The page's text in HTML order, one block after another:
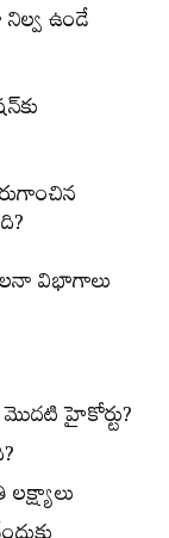
ఉండే
విభాగాలు
హైకోర్టు?